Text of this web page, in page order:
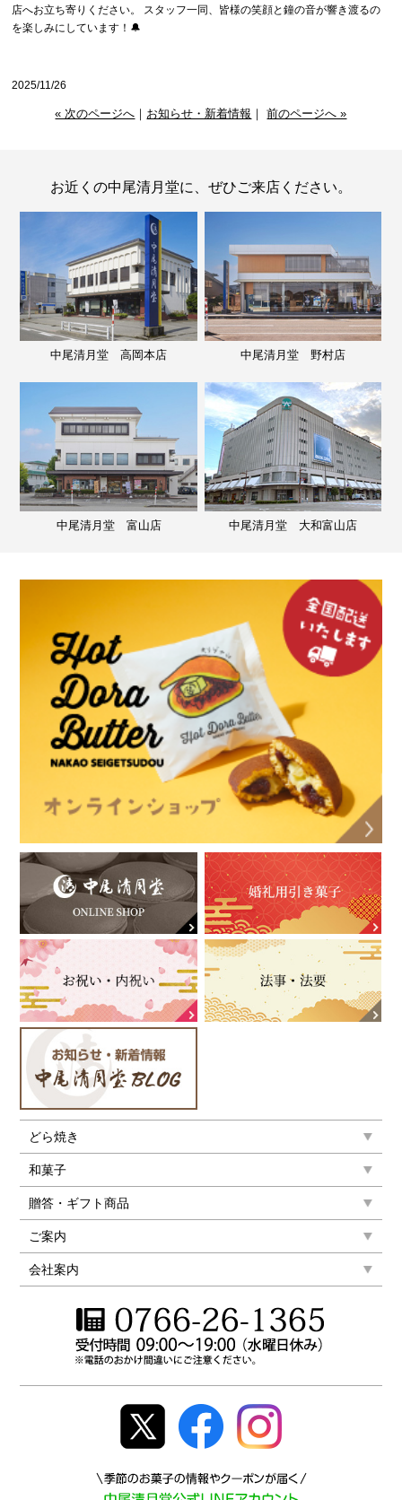
店へお立ち寄りください。 スタッフ一同、皆様の笑顔と鐘の音が響き渡るの
を楽しみにしています！🔔
2025/11/26
« 次のページへ ｜ お知らせ・新着情報 ｜前のページへ »
お近くの中尾清月堂に、ぜひご来店ください。
中尾清月堂 高岡本店 中尾清月堂 野村店
中尾清月堂 富山店 中尾清月堂 大和富山店
どら焼き
和菓子
贈答・ギフト商品
ご案内
会社案内